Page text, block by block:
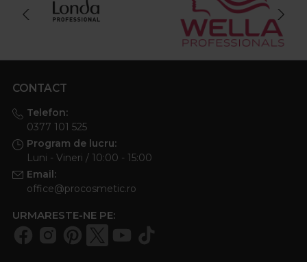
CONTACT
Telefon:
0377 101 525
Program de lucru:
Luni - Vineri / 10:00 - 15:00
Email:
office@procosmetic.ro
URMARESTE-NE PE: